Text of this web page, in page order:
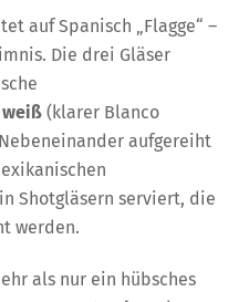
auf Spanisch „Flagge“ –
Die drei Gläser
weiß (klarer Blanco
aufgereiht
Shotgläsern serviert, die
werden.
als nur ein hübsches